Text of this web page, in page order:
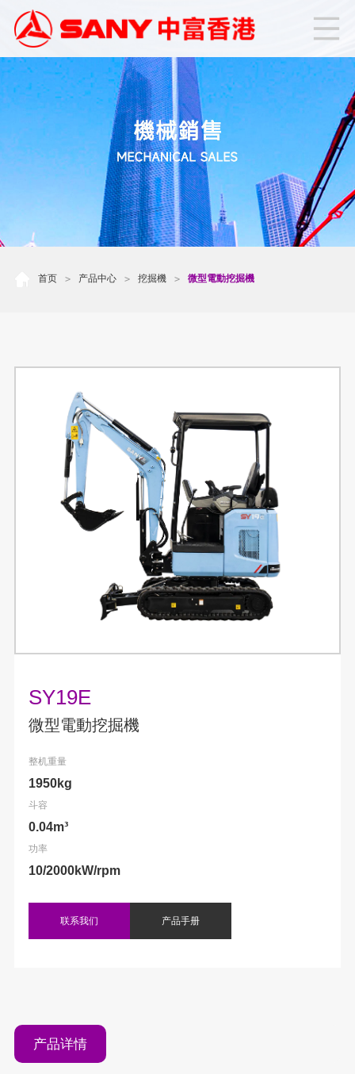
首页 > 产品中心 > 挖掘機 > 微型電動挖掘機
SY19E
微型電動挖掘機
整机重量
1950kg
斗容
0.04m³
功率
10/2000kW/rpm
联系我们 产品手册
产品详情